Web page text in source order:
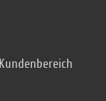
Kundenbereich